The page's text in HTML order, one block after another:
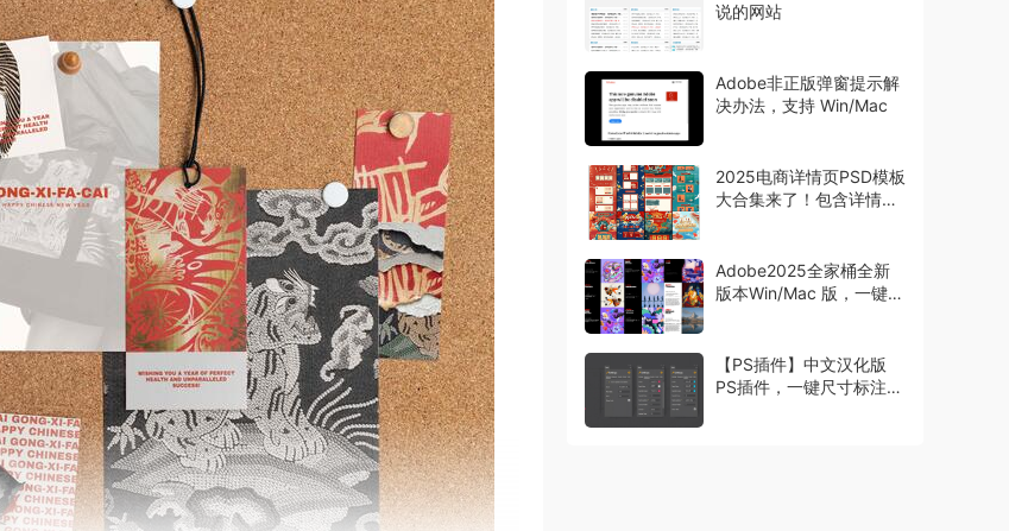
说的网站
Adobe非正版弹窗提示解
决办法，支持 Win/Mac
2025电商详情页PSD模板
大合集来了！包含详情页
Adobe2025全家桶全新
版本Win/Mac 版，一键安
【PS插件】中文汉化版
PS插件，一键尺寸标注工